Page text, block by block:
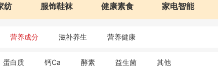
纺 服饰鞋袜 健康素食 家电智能
营养成分 滋补养生 营养健康
蛋白质 钙Ca 酵素 益生菌 其他